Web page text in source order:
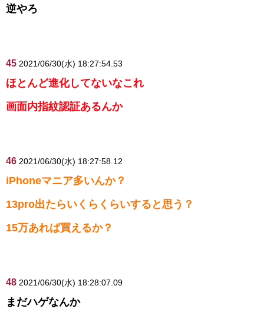
逆やろ
45 2021/06/30(水) 18:27:54.53
ほとんど進化してないなこれ
画面内指紋認証あるんか
46 2021/06/30(水) 18:27:58.12
iPhoneマニア多いんか？
13pro出たらいくらくらいすると思う？
15万あれば買えるか？
48 2021/06/30(水) 18:28:07.09
まだハゲなんか